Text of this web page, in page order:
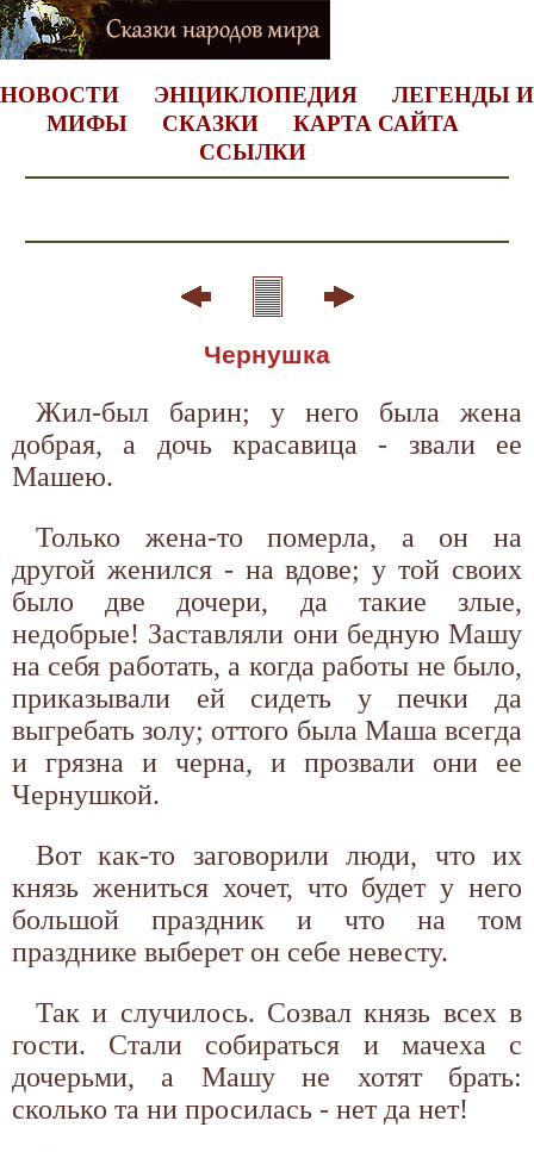
НОВОСТИ ЭНЦИКЛОПЕДИЯ
ЛЕГЕНДЫ И
МИФЫ
СКАЗКИ
КАРТА САЙТА
ССЫЛКИ
Чернушка
Жил-был барин; у него была жена
добрая, а дочь красавица - звали ее
Машею.
Только жена-то померла, а он на
другой женился - на вдове; у той своих
было две дочери, да такие злые,
недобрые! Заставляли они бедную Машу
на себя работать, а когда работы не было,
приказывали ей сидеть у печки да
выгребать золу; оттого была Маша всегда
и грязна и черна, и прозвали они ее
Чернушкой.
Вот как-то заговорили люди, что их
князь жениться хочет, что будет у него
большой праздник и что на том
празднике выберет он себе невесту.
Так и случилось. Созвал князь всех в
гости. Стали собираться и мачеха с
дочерьми, а Машу не хотят брать:
сколько та ни просилась - нет да нет!